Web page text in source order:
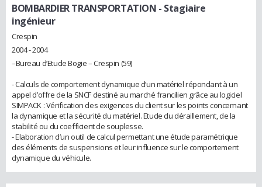
BOMBARDIER TRANSPORTATION - Stagiaire
ingénieur
Crespin
2004 - 2004
–Bureau d’Etude Bogie – Crespin (59)
- Calculs de comportement dynamique d’un matériel répondant à un
appel d’offre de la SNCF destiné au marché francilien grâce au logiciel
SIMPACK : Vérification des exigences du client sur les points concernant
la dynamique et la sécurité du matériel. Etude du déraillement, de la
stabilité ou du coefficient de souplesse.
- Elaboration d’un outil de calcul permettant une étude paramétrique
des éléments de suspensions et leur influence sur le comportement
dynamique du véhicule.